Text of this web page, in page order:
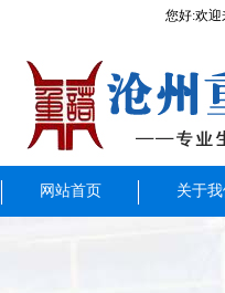
您好:欢
网站首页 关于我